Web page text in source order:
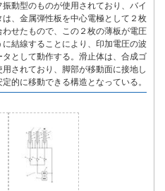
動型のものが使用されており、バイ
、金属弾性板を中心電極として２枚
せたもので、この２枚の薄板が電圧
結線することにより、印加電圧の波
として動作する。滑止体は、合成ゴ
されており、脚部が移動面に接地し
的に移動できる構造となっている。